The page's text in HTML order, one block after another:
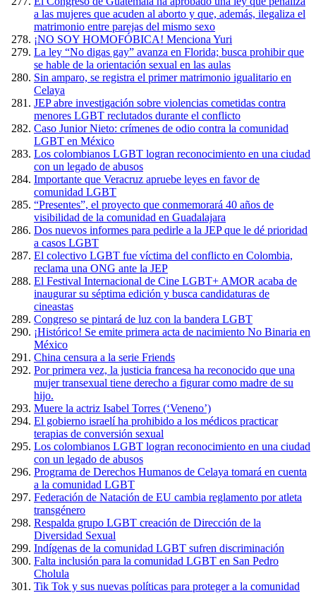
a las mujeres que acuden al aborto y que, además, ilegaliza el
matrimonio entre parejas del mismo sexo
¡NO SOY HOMOFÓBICA! Menciona Yuri
La ley “No digas gay” avanza en Florida; busca prohibir que
se hable de la orientación sexual en las aulas
Sin amparo, se registra el primer matrimonio igualitario en
Celaya
JEP abre investigación sobre violencias cometidas contra
menores LGBT reclutados durante el conflicto
Caso Junior Nieto: crímenes de odio contra la comunidad
LGBT en México
Los colombianos LGBT logran reconocimiento en una ciudad
con un legado de abusos
Importante que Veracruz apruebe leyes en favor de
comunidad LGBT
“Presentes”, el proyecto que conmemorará 40 años de
visibilidad de la comunidad en Guadalajara
Dos nuevos informes para pedirle a la JEP que le dé prioridad
a casos LGBT
El colectivo LGBT fue víctima del conflicto en Colombia,
reclama una ONG ante la JEP
El Festival Internacional de Cine LGBT+ AMOR acaba de
inaugurar su séptima edición y busca candidaturas de
cineastas
Congreso se pintará de luz con la bandera LGBT
¡Histórico! Se emite primera acta de nacimiento No Binaria en
México
China censura a la serie Friends
Por primera vez, la justicia francesa ha reconocido que una
mujer transexual tiene derecho a figurar como madre de su
hijo.
Muere la actriz Isabel Torres (‘Veneno’)
El gobierno israelí ha prohibido a los médicos practicar
terapias de conversión sexual
Los colombianos LGBT logran reconocimiento en una ciudad
con un legado de abusos
Programa de Derechos Humanos de Celaya tomará en cuenta
a la comunidad LGBT
Federación de Natación de EU cambia reglamento por atleta
transgénero
Respalda grupo LGBT creación de Dirección de la
Diversidad Sexual
Indígenas de la comunidad LGBT sufren discriminación
Falta inclusión para la comunidad LGBT en San Pedro
Cholula
Tik Tok y sus nuevas políticas para proteger a la comunidad